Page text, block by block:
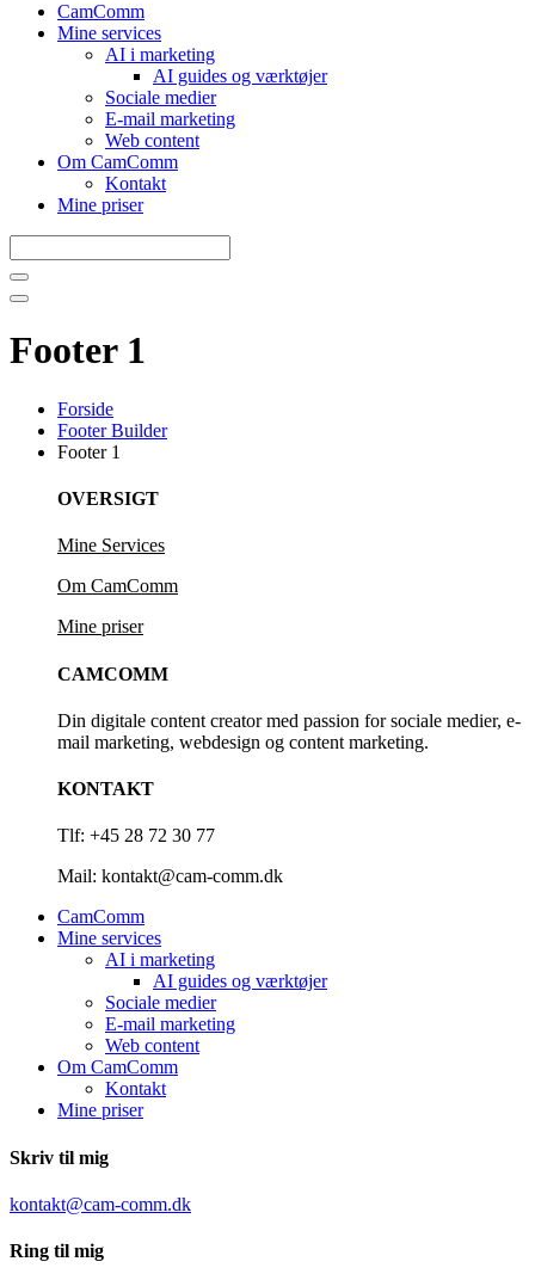
CamComm
Mine services
AI i marketing
AI guides og værktøjer
Sociale medier
E-mail marketing
Web content
Om CamComm
Kontakt
Mine priser
Footer 1
Forside
Footer Builder
Footer 1
OVERSIGT
Mine Services
Om CamComm
Mine priser
CAMCOMM
Din digitale content creator med passion for sociale medier, e-
mail marketing, webdesign og content marketing.
KONTAKT
Tlf: +45 28 72 30 77
Mail: kontakt@cam-comm.dk
CamComm
Mine services
AI i marketing
AI guides og værktøjer
Sociale medier
E-mail marketing
Web content
Om CamComm
Kontakt
Mine priser
Skriv til mig
kontakt@cam-comm.dk
Ring til mig